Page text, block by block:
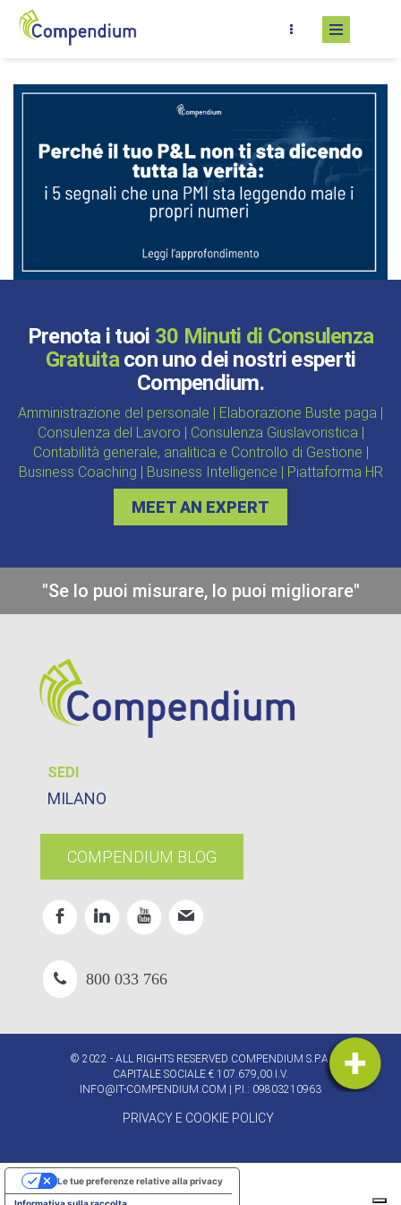
Salta al contenuto principale
Prenota i tuoi 30 Minuti di Consulenza
Gratuitacon uno dei nostri esperti
Compendium.
Amministrazione del personale | Elaborazione Buste paga |
Consulenza del Lavoro | Consulenza Giuslavoristica |
Contabilità generale, analitica e Controllo di Gestione |
Business Coaching | Business Intelligence | Piattaforma HR
MEET AN EXPERT
"Se lo puoi misurare, lo puoi migliorare"
SEDI
MILANO
COMPENDIUM BLOG
800 033 766
© 2022 - ALL RIGHTS RESERVED COMPENDIUM S.P.A.
CAPITALE SOCIALE € 107.679,00 I.V.
INFO@IT-COMPENDIUM.COM | P.I.: 09803210963
PRIVACY E COOKIE POLICY
Informativa sulla raccolta
Le tue preferenze relative alla privacy